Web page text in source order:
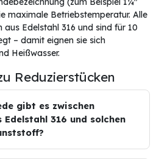
maximale Betriebstemperatur. Alle
Edelstahl 316 und sind für 10
– damit eignen sie sich
Heißwasser.
Reduzierstücken
gibt es zwischen
Edelstahl 316 und solchen